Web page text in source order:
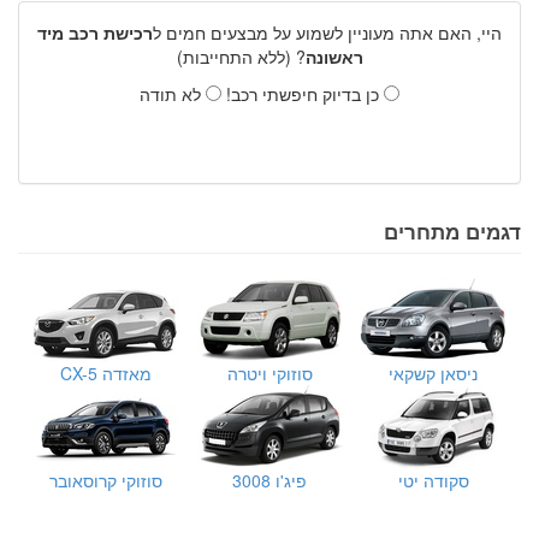
היי, האם אתה מעוניין לשמוע על מבצעים חמים לרכישת רכב מיד
ראשונה? (ללא התחייבות)
כן בדיוק חיפשתי רכב!
לא תודה
דגמים מתחרים
ניסאן קשקאי סוזוקי ויטרה מאזדה CX-5
סקודה יטי פיג'ו 3008 סוזוקי קרוסאובר